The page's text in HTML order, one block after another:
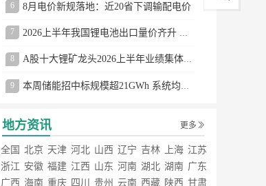
6 8月电价新规落地：近20省下调输配电价
7 2026上半年我国锂电池出口量价齐升 德国成最大市场
8 A股十大锂矿龙头2026上半年业绩集体大涨
9 本周储能招中标规模超21GWh 系统均价0.79元/Wh
地方资讯 更多
全国 北京 天津 河北 山西 辽宁 吉林 上海 江苏
浙江 安徽 福建 江西 山东 河南 湖北 湖南 广东
广西 海南 重庆 四川 贵州 云南 西藏 陕西 甘肃